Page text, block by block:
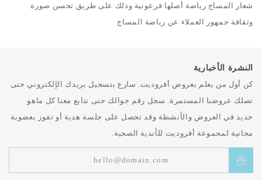
شعار المساج رياضة أصلها فرعونية وذلك على طريق تحسن صورة
وثقافة جمهور العملاء عن رياضة المساج
النشرة الأخبارية
كن أول من يعلم بعروض أفروديت. سارع بتسجيل بريدك الإلكتروني حتى
تصلك عروضنا المستمرة. سجل رقم جوالك حتى تتابع معنا كل ماهو
جديد في العروض والأنشطة وقد تحصل على جلسة هدية أو تفوز بعضوية
مجانية لمجموعة أفروديت للأندية الصحية.